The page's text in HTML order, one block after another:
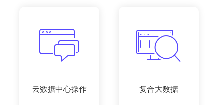
云数据中心操作 复合大数据